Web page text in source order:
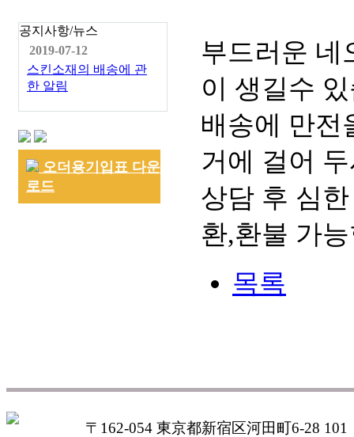
공지사항/뉴스
2019-07-12
스킨소재의 배송에 관
한 알림
오더용기입표 다운
로드
부드러운 네
이 생길수
배송에 만전
거에 걸어
상담 후 심
환,환불 가
목록
〒162-054 東京都新宿区河田町6-28 101